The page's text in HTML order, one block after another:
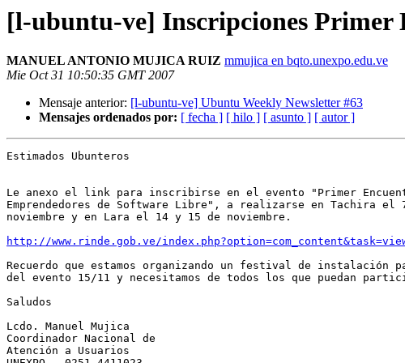
[l-ubuntu-ve] Inscripciones Primer
MANUEL ANTONIO MUJICA RUIZ mmujica en bqto.unexpo.edu.ve
Mie Oct 31 10:50:35 GMT 2007
Mensaje anterior: [l-ubuntu-ve] Ubuntu Weekly Newsletter #63
Mensajes ordenados por: [ fecha ] [ hilo ] [ asunto ] [ autor ]
Estimados Ubunteros
Le anexo el link para inscribirse en el evento "Primer
Emprendedores de Software Libre", a realizarse en Tachira el
noviembre y en Lara el 14 y 15 de noviembre.
http://www.rinde.gob.ve/
Recuerdo que estamos organizando un festival de instalación
del evento 15/11 y necesitamos de todos los que puedan
Saludos
Lcdo. Manuel Mujica
Coordinador Nacional de
Atención a Usuarios